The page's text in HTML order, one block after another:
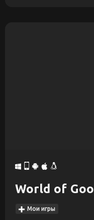
World of Goo
Мои игры